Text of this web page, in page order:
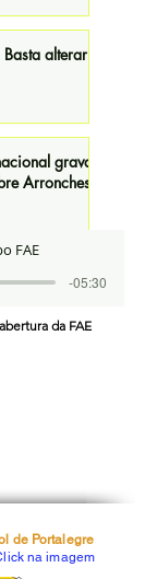
alterar
grava
Arronches
FAE
-05:30
da FAE
de Portalegre
na imagem